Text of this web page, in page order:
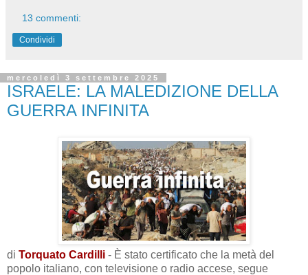
13 commenti:
Condividi
mercoledì 3 settembre 2025
ISRAELE: LA MALEDIZIONE DELLA
GUERRA INFINITA
di Torquato Cardilli - È stato certificato che la metà del
popolo italiano, con televisione o radio accese, segue